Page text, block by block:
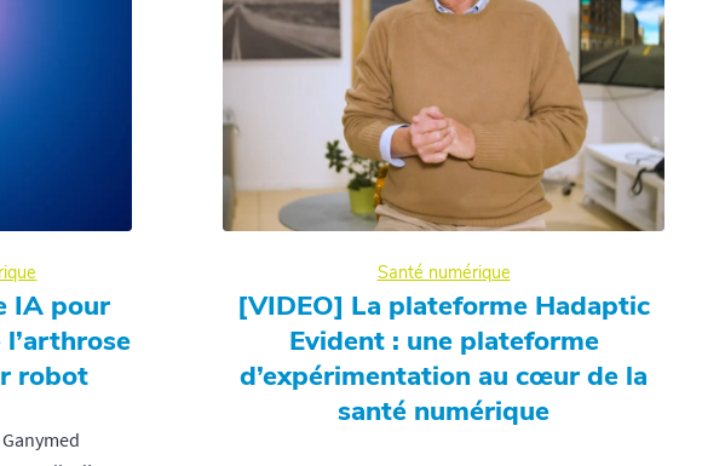
IA pour
robot
Santé numérique
[VIDEO] La plateforme Hadaptic
Evident : une plateforme
d’expérimentation au cœur de la
santé numérique